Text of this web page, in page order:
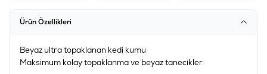
Ürün Özellikleri
Beyaz ultra topaklanan kedi kumu
Maksimum kolay topaklanma ve beyaz tanecikler